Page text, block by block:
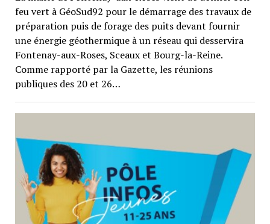
feu vert à GéoSud92 pour le démarrage des travaux de
préparation puis de forage des puits devant fournir
une énergie géothermique à un réseau qui desservira
Fontenay-aux-Roses, Sceaux et Bourg-la-Reine.
Comme rapporté par la Gazette, les réunions
publiques des 20 et 26…